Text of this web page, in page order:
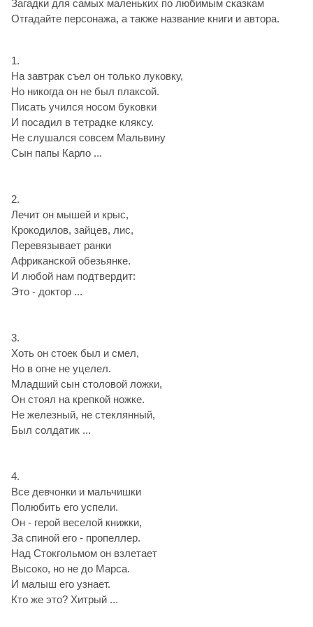
Загадки для самых маленьких по любимым сказкам
Отгадайте персонажа, а также название книги и автора.
1.
На завтрак съел он только луковку,
Но никогда он не был плаксой.
Писать учился носом буковки
И посадил в тетрадке кляксу.
Не слушался совсем Мальвину
Сын папы Карло ...
2.
Лечит он мышей и крыс,
Крокодилов, зайцев, лис,
Перевязывает ранки
Африканской обезьянке.
И любой нам подтвердит:
Это - доктор ...
3.
Хоть он стоек был и смел,
Но в огне не уцелел.
Младший сын столовой ложки,
Он стоял на крепкой ножке.
Не железный, не стеклянный,
Был солдатик ...
4.
Все девчонки и мальчишки
Полюбить его успели.
Он - герой веселой книжки,
За спиной его - пропеллер.
Над Стокгольмом он взлетает
Высоко, но не до Марса.
И малыш его узнает.
Кто же это? Хитрый ...